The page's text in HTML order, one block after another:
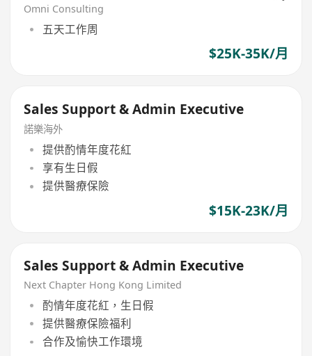
Omni Consulting
五天工作周
$25K-35K/月
Sales Support & Admin Executive
諾樂海外
提供酌情年度花紅
享有生日假
提供醫療保險
$15K-23K/月
Sales Support & Admin Executive
Next Chapter Hong Kong Limited
酌情年度花紅，生日假
提供醫療保險福利
合作及愉快工作環境